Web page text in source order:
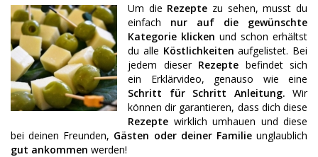
Um die Rezepte zu sehen, musst du
einfach nur auf die gewünschte
Kategorie klicken und schon erhältst
du alle Köstlichkeiten aufgelistet. Bei
jedem dieser Rezepte befindet sich
ein Erklärvideo, genauso wie eine
Schritt für Schritt Anleitung. Wir
können dir garantieren, dass dich diese
Rezepte wirklich umhauen und diese
bei deinen Freunden, Gästen oder deiner Familieunglaublich
gut ankommen werden!